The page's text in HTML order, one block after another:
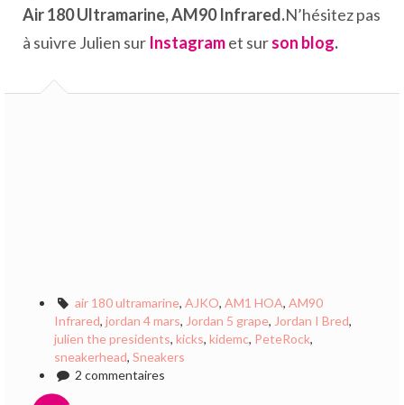
Air 180 Ultramarine, AM90 Infrared.N’hésitez pas
à suivre Julien sur Instagramet surson blog.
air 180 ultramarine, AJKO, AM1 HOA, AM90
Infrared, jordan 4 mars, Jordan 5 grape, Jordan I Bred,
julien the presidents, kicks, kidemc, PeteRock,
sneakerhead, Sneakers
2 commentaires